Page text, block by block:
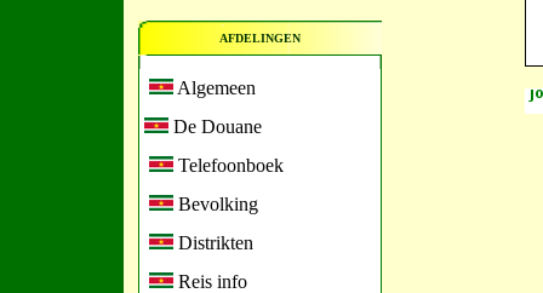
AFDELINGEN
Algemeen
De Douane
Telefoonboek
Bevolking
Distrikten
Reis info